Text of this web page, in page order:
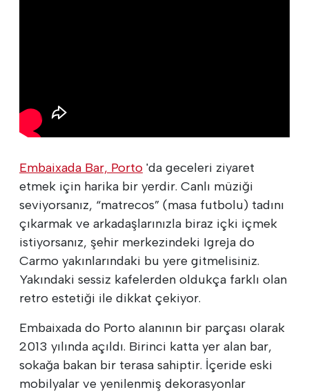
Embaixada Bar, Porto 'da geceleri ziyaret
etmek için harika bir yerdir. Canlı müziği
seviyorsanız, “matrecos” (masa futbolu) tadını
çıkarmak ve arkadaşlarınızla biraz içki içmek
istiyorsanız, şehir merkezindeki Igreja do
Carmo yakınlarındaki bu yere gitmelisiniz.
Yakındaki sessiz kafelerden oldukça farklı olan
retro estetiği ile dikkat çekiyor.
Embaixada do Porto alanının bir parçası olarak
2013 yılında açıldı. Birinci katta yer alan bar,
sokağa bakan bir terasa sahiptir. İçeride eski
mobilyalar ve yenilenmiş dekorasyonlar